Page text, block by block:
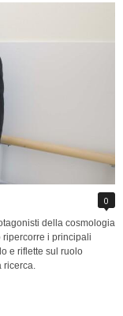
0
della cosmologia
i principali
e riflette sul ruolo
ricerca.